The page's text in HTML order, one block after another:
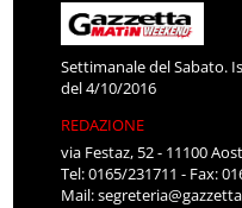
Settimanale del Sabato.
del 4/10/2016
REDAZIONE
via Festaz, 52 - 11100
Tel: 0165/231711 - Fax:
Mail: